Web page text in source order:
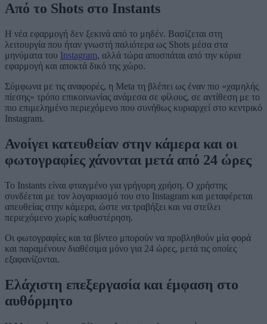
Από το Shots στο Instants
Η νέα εφαρμογή δεν ξεκινά από το μηδέν. Βασίζεται στη
λειτουργία που ήταν γνωστή παλιότερα ως Shots μέσα στα
μηνύματα του Instagram, αλλά τώρα αποσπάται από την κύρια
εφαρμογή και αποκτά δικό της χώρο.
Σύμφωνα με τις αναφορές, η Meta τη βλέπει ως έναν πιο «χαμηλής
πίεσης» τρόπο επικοινωνίας ανάμεσα σε φίλους, σε αντίθεση με το
πιο επιμελημένο περιεχόμενο που συνήθως κυριαρχεί στο κεντρικό
Instagram.
Ανοίγει κατευθείαν στην κάμερα και οι
φωτογραφίες χάνονται μετά από 24 ώρες
Το Instants είναι φτιαγμένο για γρήγορη χρήση. Ο χρήστης
συνδέεται με τον λογαριασμό του στο Instagram και μεταφέρεται
απευθείας στην κάμερα, ώστε να τραβήξει και να στείλει
περιεχόμενο χωρίς καθυστέρηση.
Οι φωτογραφίες και τα βίντεο μπορούν να προβληθούν μία φορά
και παραμένουν διαθέσιμα μόνο για 24 ώρες, μετά τις οποίες
εξαφανίζονται.
Ελάχιστη επεξεργασία και έμφαση στο
αυθόρμητο